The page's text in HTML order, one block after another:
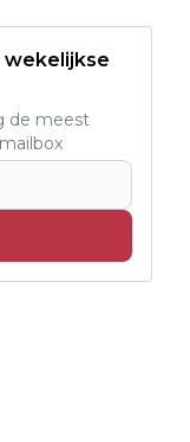
wekelijkse
de meest